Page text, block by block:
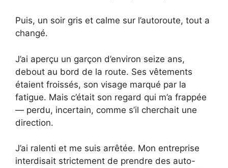
Puis, un soir gris et calme sur l’autoroute, tout a
changé.
J’ai aperçu un garçon d’environ seize ans,
debout au bord de la route. Ses vêtements
étaient froissés, son visage marqué par la
fatigue. Mais c’était son regard qui m’a frappée
— perdu, incertain, comme s’il cherchait une
direction.
J’ai ralenti et me suis arrêtée. Mon entreprise
interdisait strictement de prendre des auto-